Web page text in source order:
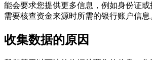
能会要求您提供更多信息，例如身份证
需要核查资金来源时所需的银行账户信息
收集数据的原因